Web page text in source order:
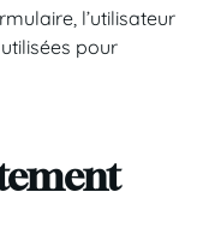
l’utilisateur
pour